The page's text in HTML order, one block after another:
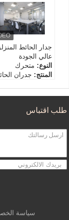
جدار الحائط
عالي الجودة
النوع: متحرك
المنتج: جدران
سماكة اللوح:
طلب اقتباس
سياسة